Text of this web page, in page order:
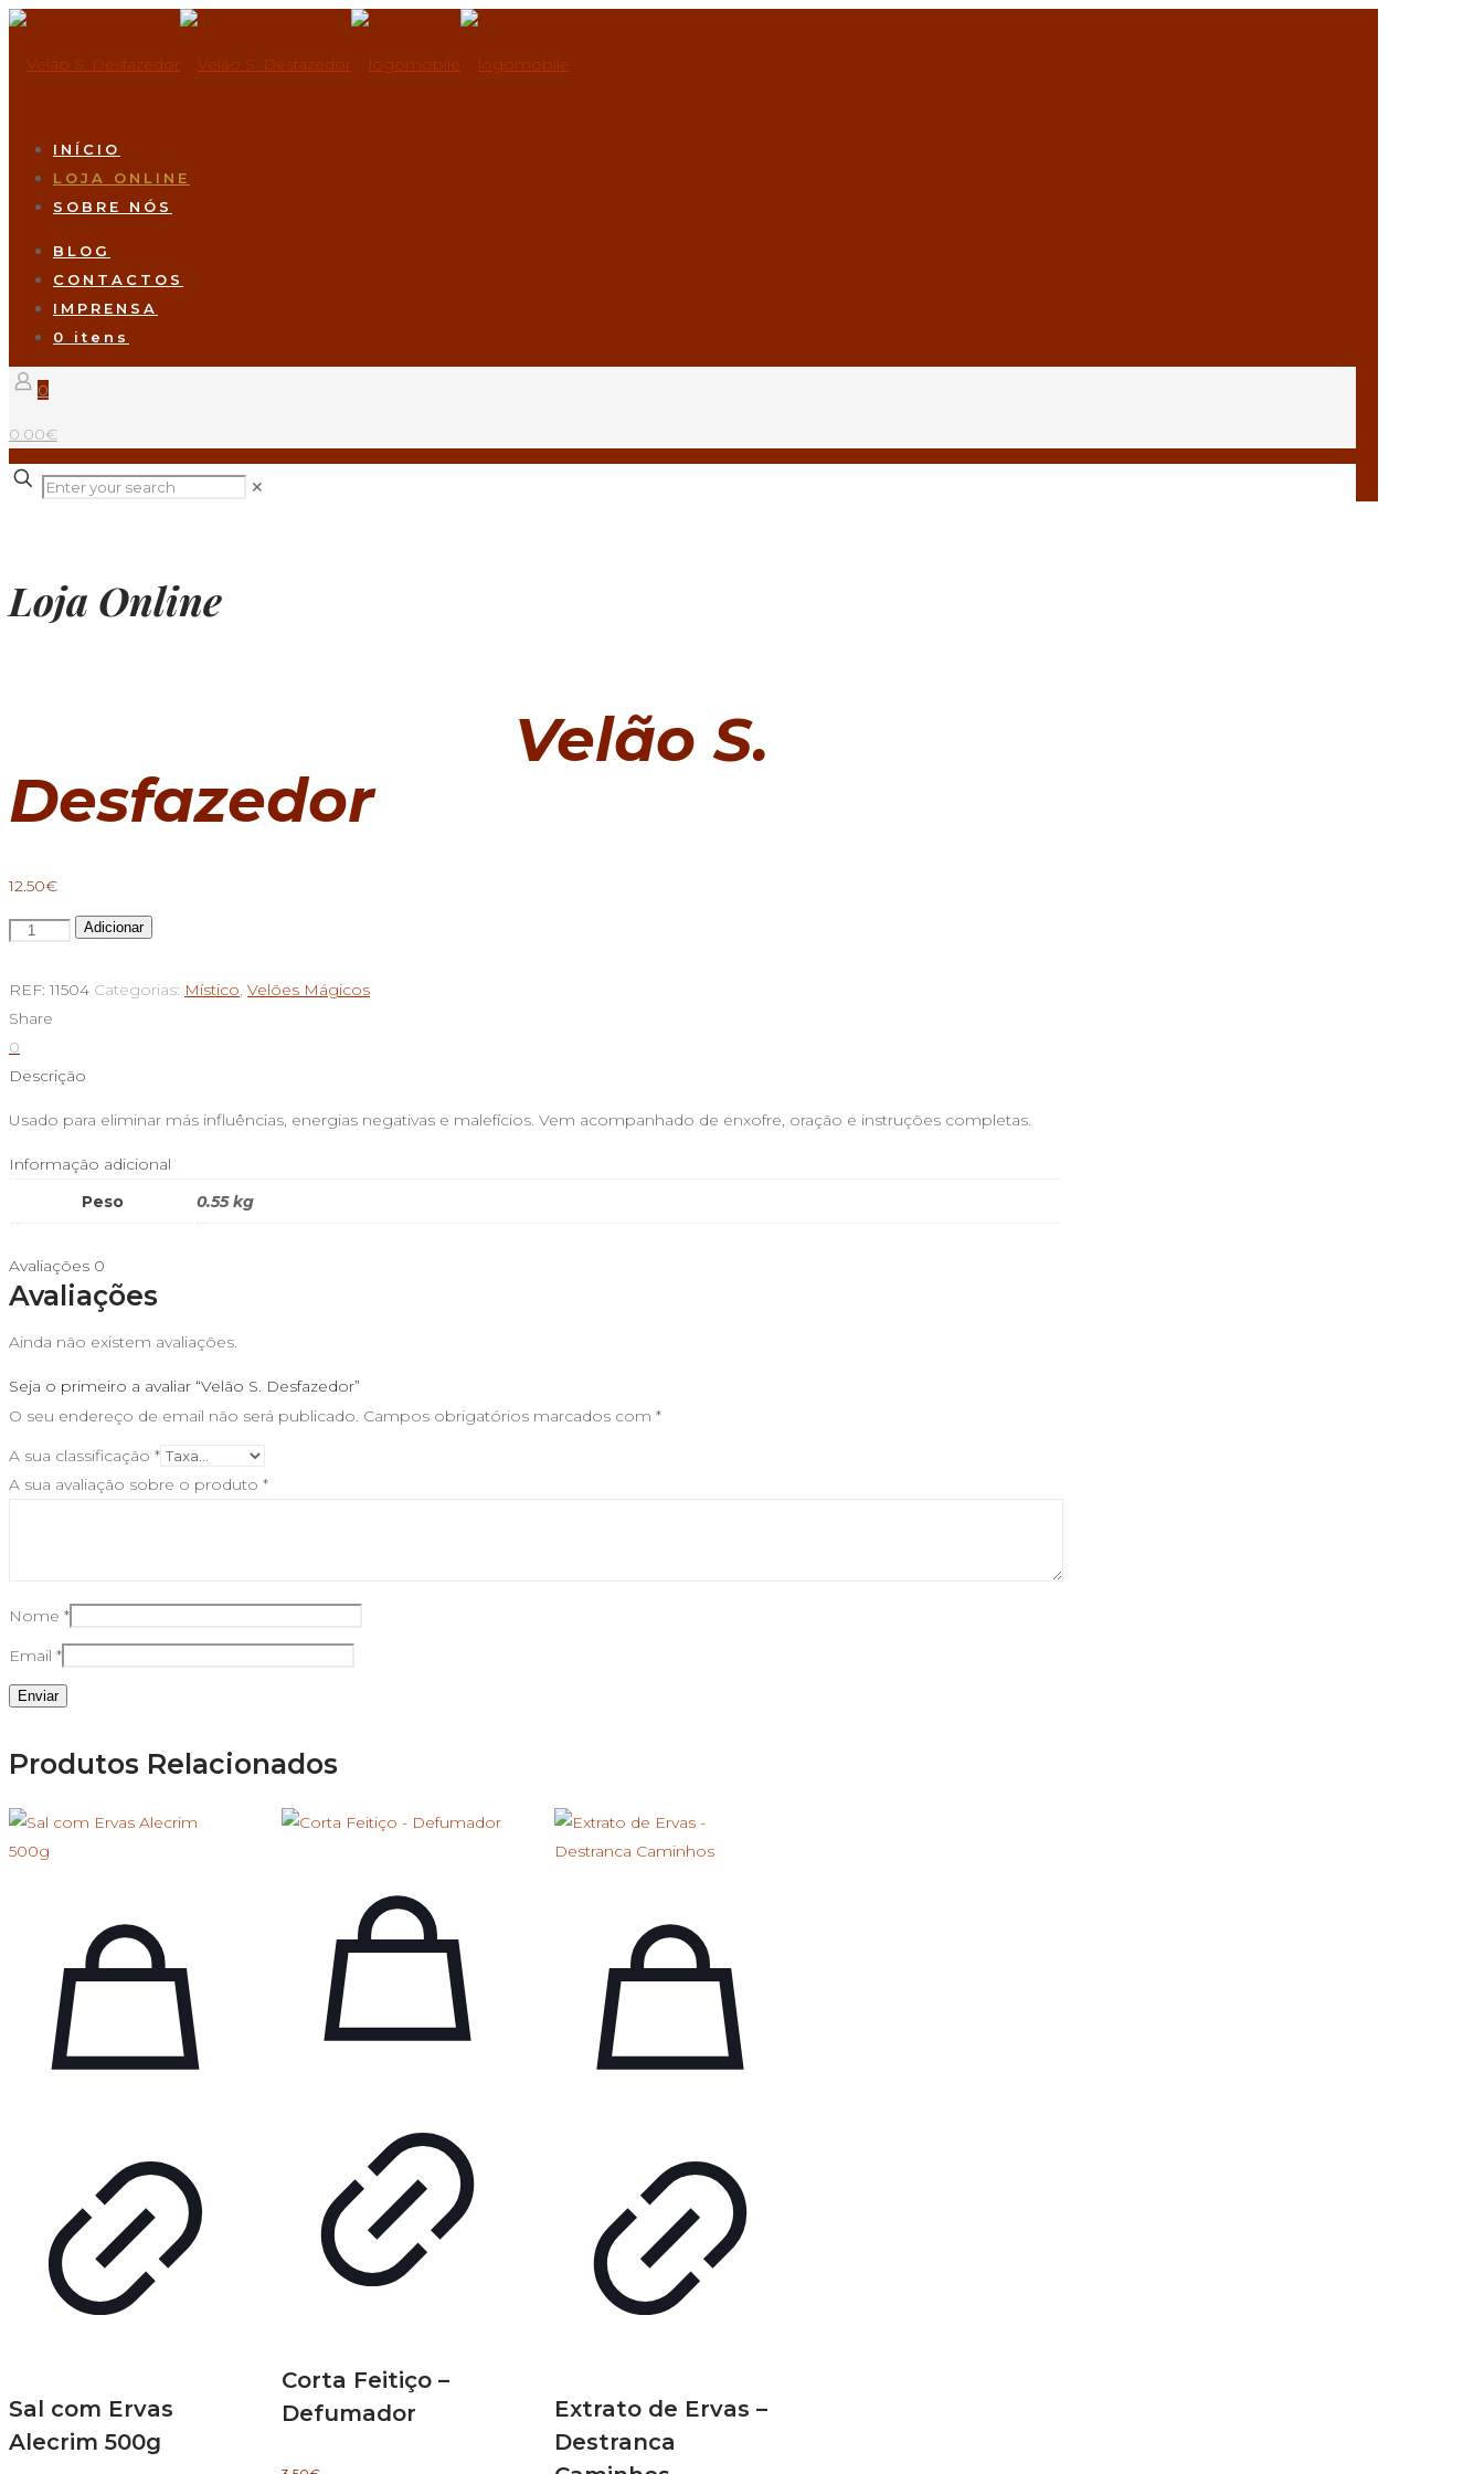
INÍCIO
LOJA ONLINE
SOBRE NÓS
BLOG
CONTACTOS
IMPRENSA
0 itens
0
0.00€
✕
Loja Online
Velão S.
Desfazedor
12.50€
Quantidade
Velão
S.
Desfazedor
Adicionar
REF:11504 Categorias: Místico, Velões Mágicos
Share
0
Descrição
Usado para eliminar más influências, energias negativas e malefícios. Vem acompanhado de enxofre, oração e instruções completas.
Informação adicional
Peso
0.55 kg
Avaliações 0
Avaliações
Ainda não existem avaliações.
Seja o primeiro a avaliar “Velão S. Desfazedor”
O seu endereço de email não será publicado. Campos obrigatórios marcados com *
A sua classificação *
A sua avaliação sobre o produto *
Nome *
Email *
Produtos Relacionados
Sal com Ervas
Alecrim 500g
Corta Feitiço –
Defumador
Extrato de Ervas –
Destranca